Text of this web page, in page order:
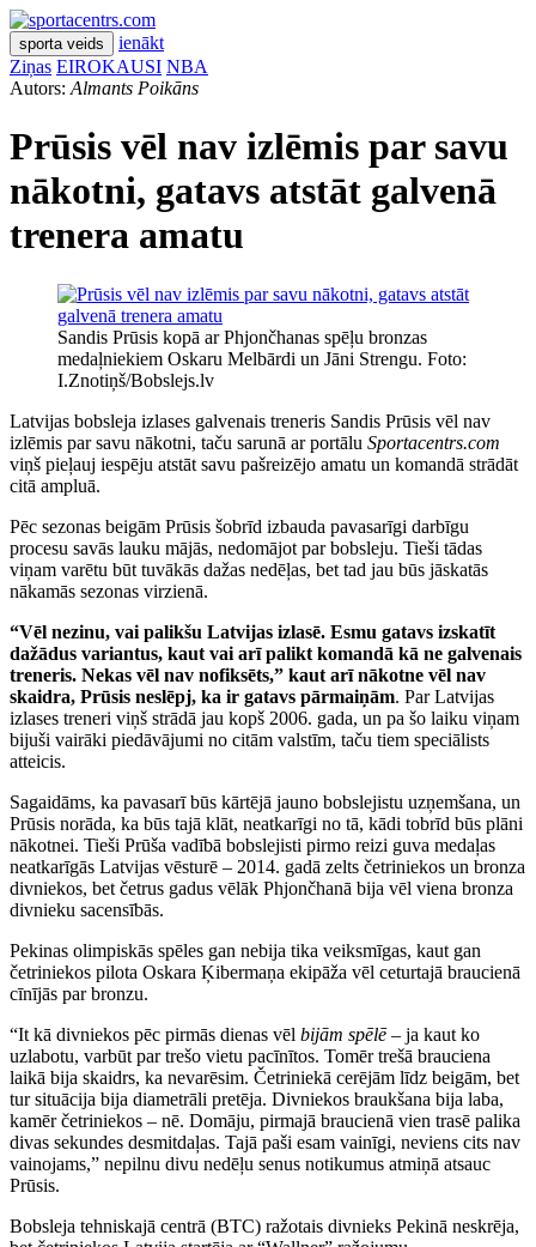
sporta veids
ienākt
Ziņas EIROKAUSI NBA
Autors: Almants Poikāns
Prūsis vēl nav izlēmis par savu
nākotni, gatavs atstāt galvenā
trenera amatu
Sandis Prūsis kopā ar Phjončhanas spēļu bronzas
medaļniekiem Oskaru Melbārdi un Jāni Strengu. Foto:
I.Znotiņš/Bobslejs.lv
Latvijas bobsleja izlases galvenais treneris Sandis Prūsis vēl nav
izlēmis par savu nākotni, taču sarunā ar portālu Sportacentrs.com
viņš pieļauj iespēju atstāt savu pašreizējo amatu un komandā strādāt
citā ampluā.
Pēc sezonas beigām Prūsis šobrīd izbauda pavasarīgi darbīgu
procesu savās lauku mājās, nedomājot par bobsleju. Tieši tādas
viņam varētu būt tuvākās dažas nedēļas, bet tad jau būs jāskatās
nākamās sezonas virzienā.
“Vēl nezinu, vai palikšu Latvijas izlasē. Esmu gatavs izskatīt
dažādus variantus, kaut vai arī palikt komandā kā ne galvenais
treneris. Nekas vēl nav nofiksēts,” kaut arī nākotne vēl nav
skaidra, Prūsis neslēpj, ka ir gatavs pārmaiņām. Par Latvijas
izlases treneri viņš strādā jau kopš 2006. gada, un pa šo laiku viņam
bijuši vairāki piedāvājumi no citām valstīm, taču tiem speciālists
atteicis.
Sagaidāms, ka pavasarī būs kārtējā jauno bobslejistu uzņemšana, un
Prūsis norāda, ka būs tajā klāt, neatkarīgi no tā, kādi tobrīd būs plāni
nākotnei. Tieši Prūša vadībā bobslejisti pirmo reizi guva medaļas
neatkarīgās Latvijas vēsturē – 2014. gadā zelts četriniekos un bronza
divniekos, bet četrus gadus vēlāk Phjončhanā bija vēl viena bronza
divnieku sacensībās.
Pekinas olimpiskās spēles gan nebija tika veiksmīgas, kaut gan
četriniekos pilota Oskara Ķibermaņa ekipāža vēl ceturtajā braucienā
cīnījās par bronzu.
“It kā divniekos pēc pirmās dienas vēl bijām spēlē– ja kaut ko
uzlabotu, varbūt par trešo vietu pacīnītos. Tomēr trešā brauciena
laikā bija skaidrs, ka nevarēsim. Četriniekā cerējām līdz beigām, bet
tur situācija bija diametrāli pretēja. Divniekos braukšana bija laba,
kamēr četriniekos – nē. Domāju, pirmajā braucienā vien trasē palika
divas sekundes desmitdaļas. Tajā paši esam vainīgi, neviens cits nav
vainojams,” nepilnu divu nedēļu senus notikumus atmiņā atsauc
Prūsis.
Bobsleja tehniskajā centrā (BTC) ražotais divnieks Pekinā neskrēja,